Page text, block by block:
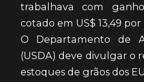
trabalhava com
cotado em US$ 13,49 por
O Departamento de
(USDA) deve divulgar o
estoques de grãos dos